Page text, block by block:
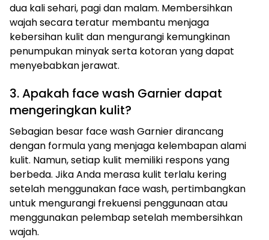
dua kali sehari, pagi dan malam. Membersihkan
wajah secara teratur membantu menjaga
kebersihan kulit dan mengurangi kemungkinan
penumpukan minyak serta kotoran yang dapat
menyebabkan jerawat.
3. Apakah face wash Garnier dapat
mengeringkan kulit?
Sebagian besar face wash Garnier dirancang
dengan formula yang menjaga kelembapan alami
kulit. Namun, setiap kulit memiliki respons yang
berbeda. Jika Anda merasa kulit terlalu kering
setelah menggunakan face wash, pertimbangkan
untuk mengurangi frekuensi penggunaan atau
menggunakan pelembap setelah membersihkan
wajah.